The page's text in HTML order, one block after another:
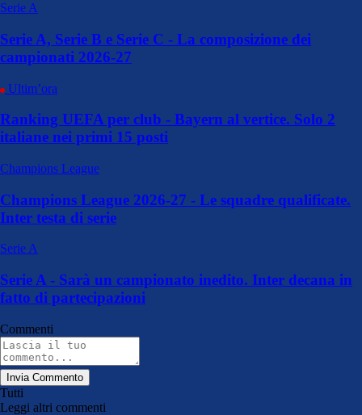
Serie A
Serie A, Serie B e Serie C - La composizione dei
campionati 2026-27
Ultim’ora
Ranking UEFA per club - Bayern al vertice. Solo 2
italiane nei primi 15 posti
Champions League
Champions League 2026-27 - Le squadre qualificate.
Inter testa di serie
Serie A
Serie A - Sarà un campionato inedito. Inter decana in
fatto di partecipazioni
Commenti
Invia Commento
Tutti
Leggi altri commenti